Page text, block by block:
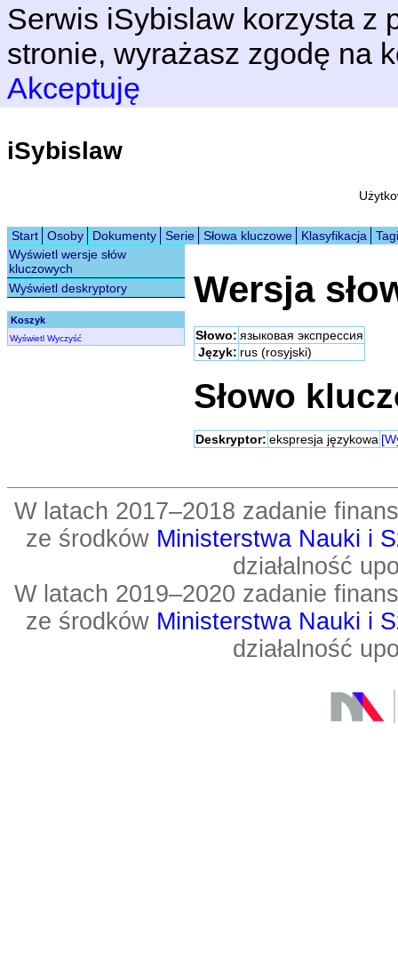
Serwis iSybislaw korzysta z
stronie, wyrażasz zgodę na
Akceptuję
iSybislaw
Start Osoby Dokumenty Serie Słowa kluczowe Klasyfikacja
Tagi
Wyświetl wersje słów
kluczowych
Wyświetl deskryptory
Koszyk
Wyświetl Wyczyść
Wersja
Słowo: языковая экспрессия
Język: rus (rosyjski)
Słowo
Deskryptor: ekspresja językowa
W latach 2017–2018 zadanie
ze środków Ministerstwa Nauki i
działalność
W latach 2019–2020 zadanie
ze środków Ministerstwa Nauki i
działalność